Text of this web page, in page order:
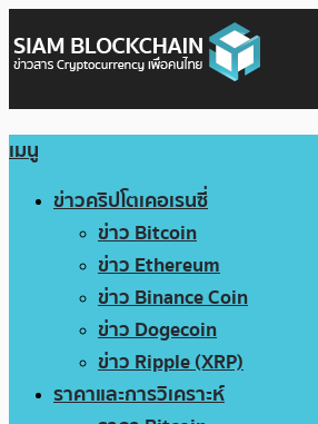
เมนู
ข่าวคริปโตเคอเรนซี่
ข่าว Bitcoin
ข่าว Ethereum
ข่าว Binance Coin
ข่าว Dogecoin
ข่าว Ripple (XRP)
ราคาและการวิเคราะห์